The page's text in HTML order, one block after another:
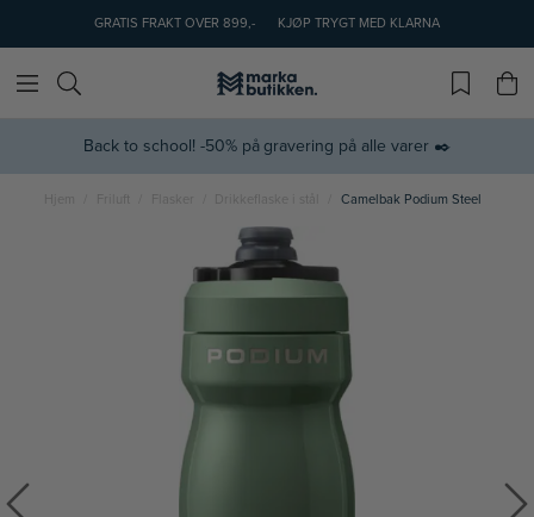
GRATIS FRAKT OVER 899,- KJØP TRYGT MED KLARNA
Back to school! -50% på gravering på alle varer ✒️
Hjem Friluft Flasker Drikkeflaske i stål Camelbak Podium Steel